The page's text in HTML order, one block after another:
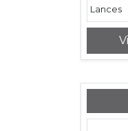
Lances